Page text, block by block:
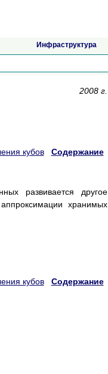
Инфраструктура
2008 г.
кубов Содержание
развивается другое
хранимых
кубов Содержание